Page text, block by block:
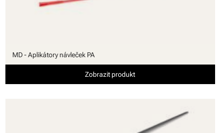
MD - Aplikátory návleček PA
Zobrazit produkt